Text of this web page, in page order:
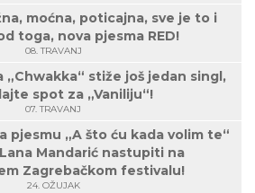
moćna, poticajna, sve je to i
toga, nova pjesma RED!
08. TRAVANJ
„Chwakka“ stiže još jedan singl,
spot za „Vaniliju“!
07. TRAVANJ
pjesmu „A što ću kada volim te“
Mandarić nastupiti na
Zagrebačkom festivalu!
24. OŽUJAK